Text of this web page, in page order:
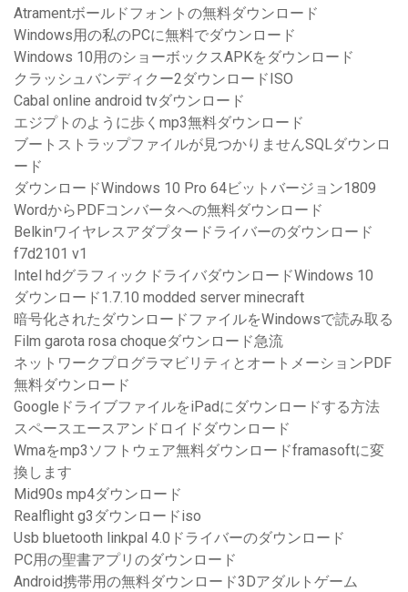
Atramentボールドフォントの無料ダウンロード
Windows用の私のPCに無料でダウンロード
Windows 10用のショーボックスAPKをダウンロード
クラッシュバンディクー2ダウンロードISO
Cabal online android tvダウンロード
エジプトのように歩くmp3無料ダウンロード
ブートストラップファイルが見つかりませんSQLダウンロ
ード
ダウンロードWindows 10 Pro 64ビットバージョン1809
WordからPDFコンバータへの無料ダウンロード
Belkinワイヤレスアダプタードライバーのダウンロード
f7d2101 v1
Intel hdグラフィックドライバダウンロードWindows 10
ダウンロード1.7.10 modded server minecraft
暗号化されたダウンロードファイルをWindowsで読み取る
Film garota rosa choqueダウンロード急流
ネットワークプログラマビリティとオートメーションPDF
無料ダウンロード
GoogleドライブファイルをiPadにダウンロードする方法
スペースエースアンドロイドダウンロード
Wmaをmp3ソフトウェア無料ダウンロードframasoftに変
換します
Mid90s mp4ダウンロード
Realflight g3ダウンロードiso
Usb bluetooth linkpal 4.0ドライバーのダウンロード
PC用の聖書アプリのダウンロード
Android携帯用の無料ダウンロード3Dアダルトゲーム